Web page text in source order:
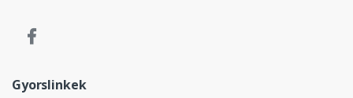
Gyorslinkek